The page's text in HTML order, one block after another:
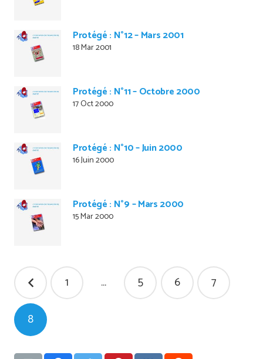
Protégé : N°12 – Mars 2001
18 Mar 2001
Protégé : N°11 – Octobre 2000
17 Oct 2000
Protégé : N°10 – Juin 2000
16 Juin 2000
Protégé : N°9 – Mars 2000
15 Mar 2000
Pagination
des
publications
1 … 5 6 7
8